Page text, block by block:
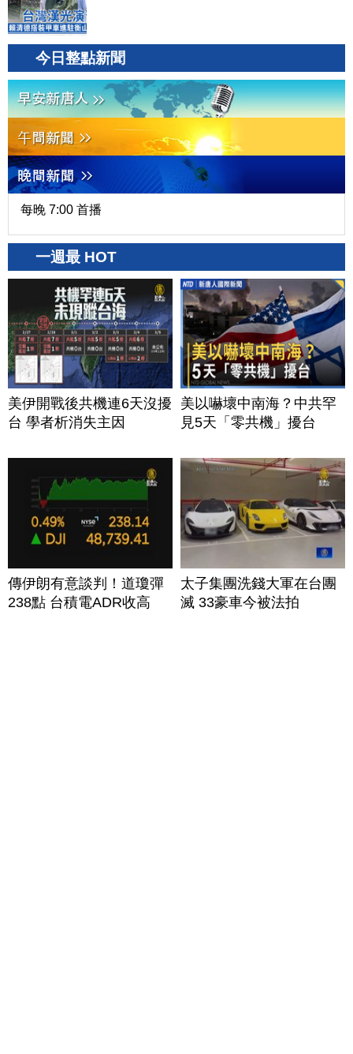
今日整點新聞
每晚 7:00 首播
一週最 HOT
美伊開戰後共機連6天沒擾
台 學者析消失主因
美以嚇壞中南海？中共罕
見5天「零共機」擾台
傳伊朗有意談判！道瓊彈
238點 台積電ADR收高
太子集團洗錢大軍在台團
滅 33豪車今被法拍